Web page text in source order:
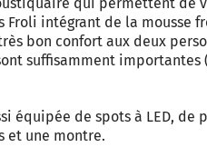
qui permettent de
Froli intégrant de la mousse
bon confort aux deux
suffisamment importantes
équipée de spots à LED, de
et une montre.